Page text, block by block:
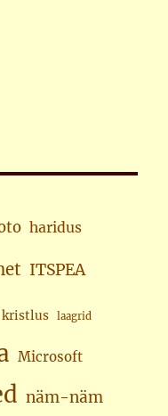
haridus
ITSPEA
kristlus laagrid
Microsoft
näm-näm